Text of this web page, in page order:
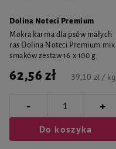
Dolina Noteci Premium
Mokra karma dla psów małych
ras Dolina Noteci Premium mix
smaków zestaw 16 x 100 g
62,56 zł 39,10 zł / kg
- +
Do koszyka